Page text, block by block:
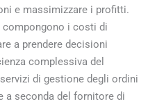
e massimizzare i profitti.
compongono i costi di
a prendere decisioni
complessiva del
di gestione degli ordini
a seconda del fornitore di